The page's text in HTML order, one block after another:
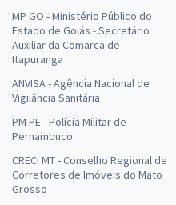
MP GO - Ministério Público do
Estado de Goiás - Secretário
Auxiliar da Comarca de
Itapuranga
ANVISA - Agência Nacional de
Vigilância Sanitária
PM PE - Polícia Militar de
Pernambuco
CRECI MT - Conselho Regional de
Corretores de Imóveis do Mato
Grosso